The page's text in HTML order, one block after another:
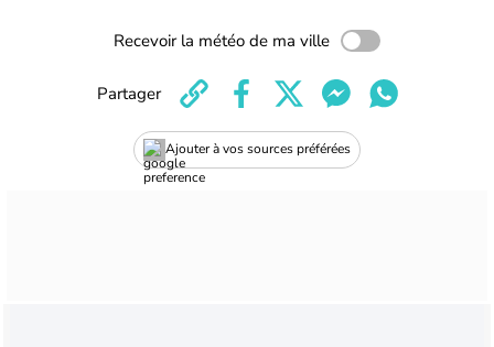
Recevoir la météo de ma ville
Ajouter à vos sources préférées
Partager